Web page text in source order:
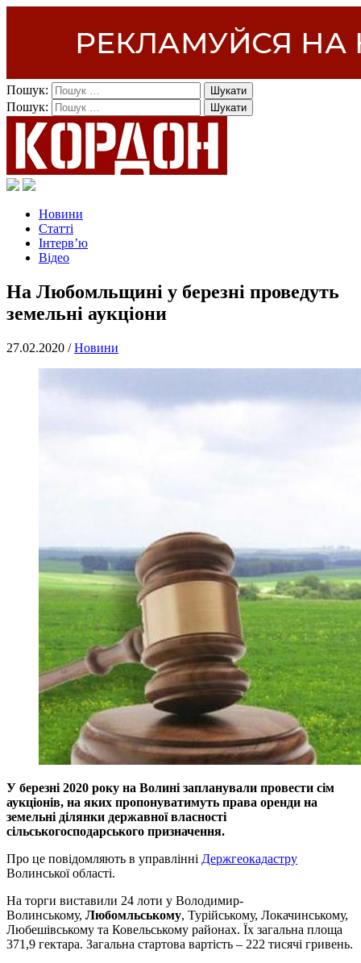
Пошук:
Пошук:
Новини
Статті
Інтерв’ю
Відео
На Любомльщині у березні проведуть
земельні аукціони
27.02.2020 /Новини
У березні 2020 року на Волині запланували провести сім
аукціонів, на яких пропонуватимуть права оренди на
земельні ділянки державної власності
сільськогосподарського призначення.
Про це повідомляють в управлінні Держгеокадастру
Волинської області.
На торги виставили 24 лоти у Володимир-
Волинському, Любомльському, Турійському, Локачинському,
Любешівському та Ковельському районах. Їх загальна площа
371,9 гектара. Загальна стартова вартість – 222 тисячі гривень.